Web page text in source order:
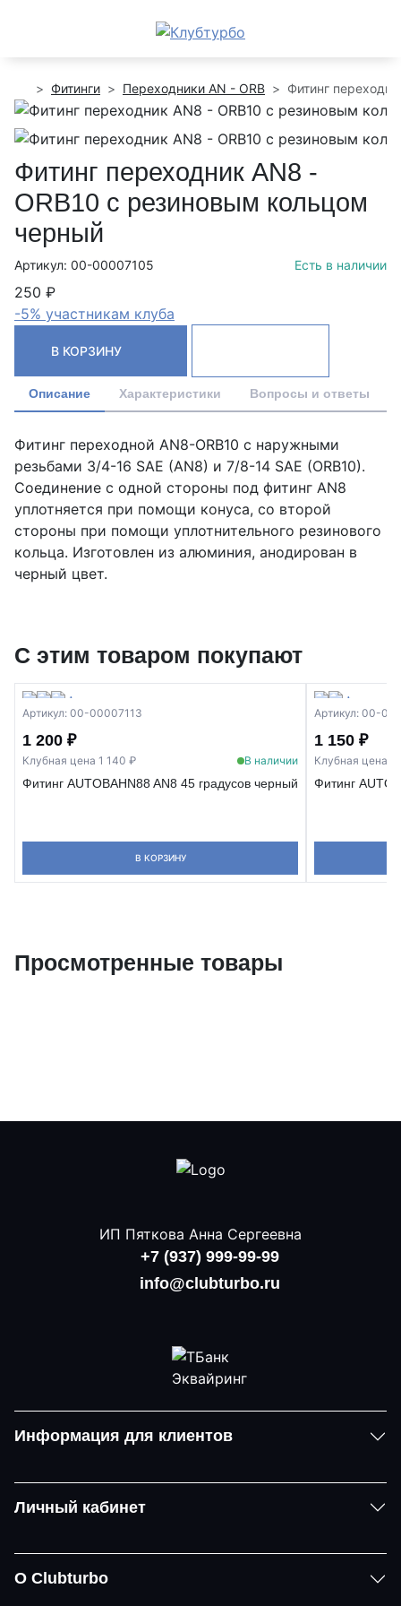
Фитинги Переходники AN - ORB Фитинг
Фитинг переходник AN8 -
ORB10 с резиновым кольцом
черный
Артикул: 00-00007105 Есть в наличии
250 ₽
-5% участникам клуба
В КОРЗИНУ
Описание Характеристики Вопросы и ответы
Фитинг переходной AN8-ORB10 с наружными
резьбами 3/4-16 SAE (AN8) и 7/8-14 SAE (ORB10).
Соединение с одной стороны под фитинг AN8
уплотняется при помощи конуса, со второй
стороны при помощи уплотнительного резинового
кольца. Изготовлен из алюминия, анодирован в
черный цвет.
С этим товаром покупают
Артикул: 00-00007113
1 200 ₽
Клубная цена 1 140 ₽ В наличии
Фитинг AUTOBAHN88 AN8 45 градусов черный
В КОРЗИНУ
Артикул: 00-
1 150 ₽
Клубная цена 1
Фитинг
Просмотренные товары
ИП Пяткова Анна Сергеевна
+7 (937) 999-99-99
info@clubturbo.ru
Информация для клиентов
Личный кабинет
О Clubturbo